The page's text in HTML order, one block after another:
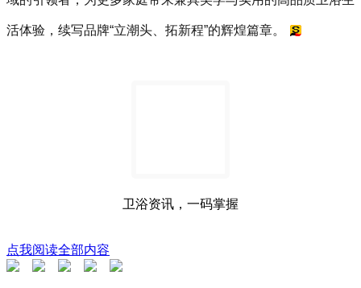
活体验，续写品牌“立潮头、拓新程”的辉煌篇章。
卫浴资讯，一码掌握
点我阅读全部内容